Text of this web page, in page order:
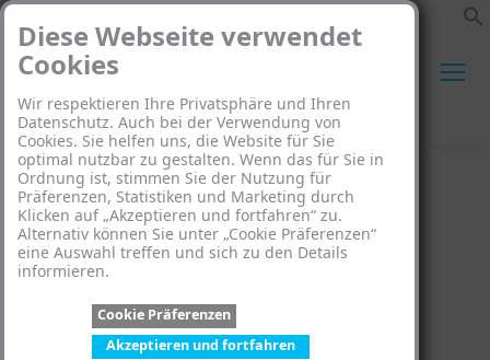
Diese Webseite verwendet
Cookies
Wir respektieren Ihre Privatsphäre und Ihren
Datenschutz. Auch bei der Verwendung von
Cookies. Sie helfen uns, die Website für Sie
optimal nutzbar zu gestalten. Wenn das für Sie in
Ordnung ist, stimmen Sie der Nutzung für
Präferenzen, Statistiken und Marketing durch
Klicken auf „Akzeptieren und fortfahren“ zu.
Alternativ können Sie unter „Cookie Präferenzen“
eine Auswahl treffen und sich zu den Details
informieren.
Cookie Präferenzen
Akzeptieren und fortfahren
Search:
WEEE-Nummer:
Registrierung bei der